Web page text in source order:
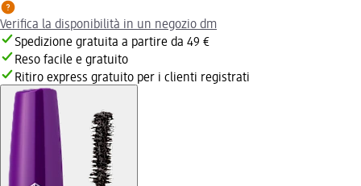
Verifica la disponibilità in un negozio dm
Spedizione gratuita a partire da 49 €
Reso facile e gratuito
Ritiro express gratuito per i clienti registrati